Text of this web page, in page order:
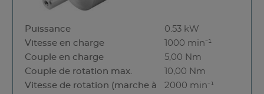
Puissance
0.53 kW
Vitesse en charge
1000 min⁻¹
Couple en charge
5,00 Nm
Couple de rotation max.
10,00 Nm
Vitesse de rotation (marche à
2000 min⁻¹